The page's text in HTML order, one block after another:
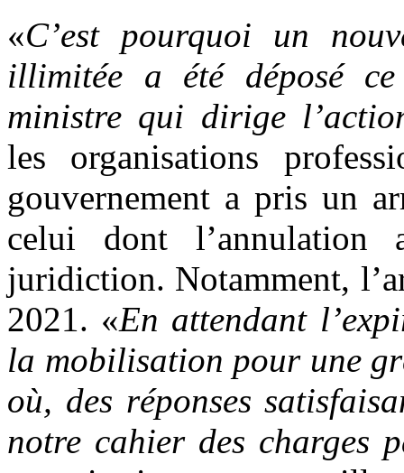
«C’est pourquoi un
illimitée a été déposé
ministre qui dirige
les organisations
gouvernement a pris un
celui dont
juridiction. Notamment,
2021. «En attendant
la mobilisation pour une
où, des réponses
notre cahier des charges